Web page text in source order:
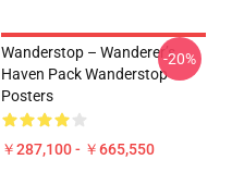
Wanderstop – Wanderer’s
Haven Pack Wanderstop
Posters
￥287,100 - ￥665,550
-20%